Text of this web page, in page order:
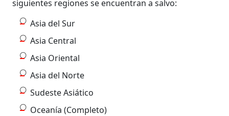
siguientes regiones se encuentran a salvo:
Asia del Sur
Asia Central
Asia Oriental
Asia del Norte
Sudeste Asiático
Oceanía (Completo)